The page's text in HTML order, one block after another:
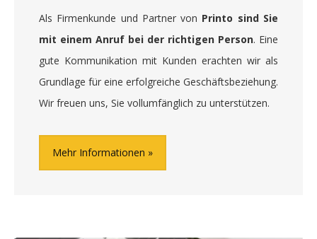
Als Firmenkunde und Partner von Printo sind Sie
mit einem Anruf bei der richtigen Person. Eine
gute Kommunikation mit Kunden erachten wir als
Grundlage für eine erfolgreiche Geschäftsbeziehung.
Wir freuen uns, Sie vollumfänglich zu unterstützen.
Mehr Informationen